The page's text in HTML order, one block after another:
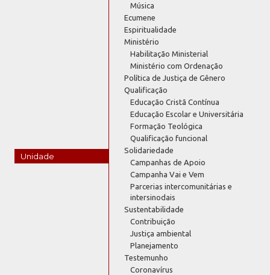
Unidade
Música
Ecumene
Espiritualidade
Ministério
Habilitação Ministerial
Ministério com Ordenação
Política de Justiça de Gênero
Qualificação
Educação Cristã Contínua
Educação Escolar e Universitária
Formação Teológica
Qualificação funcional
Solidariedade
Campanhas de Apoio
Campanha Vai e Vem
Parcerias intercomunitárias e
intersinodais
Sustentabilidade
Contribuição
Justiça ambiental
Planejamento
Testemunho
Coronavírus